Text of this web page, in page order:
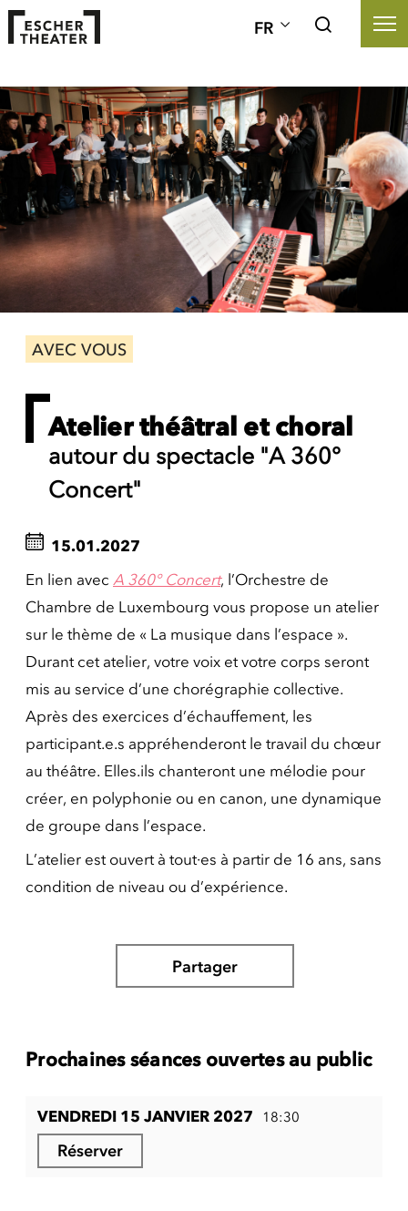
FR
AVEC VOUS
Atelier théâtral et choral
autour du spectacle "A 360°
Concert"
15.01.2027
En lien avec A 360° Concert, l’Orchestre de
Chambre de Luxembourg vous propose un atelier
sur le thème de « La musique dans l’espace ».
Durant cet atelier, votre voix et votre corps seront
mis au service d’une chorégraphie collective.
Après des exercices d’échauffement, les
participant.e.s appréhenderont le travail du chœur
au théâtre. Elles.ils chanteront une mélodie pour
créer, en polyphonie ou en canon, une dynamique
de groupe dans l’espace.
L’atelier est ouvert à tout·es à partir de 16 ans, sans
condition de niveau ou d’expérience.
Partager
Prochaines séances ouvertes au public
VENDREDI 15 JANVIER 2027 18:30
Réserver